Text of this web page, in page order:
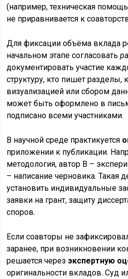
(например, техническая
не приравнивается к
Для фиксации объёма вклада
начальном этапе согласовать
документировать участие
структуру, кто пишет разделы,
визуализацией или сбором
может быть оформлено в
подписано всеми участниками.
В научной среде практикуется
приложении к публикации.
методология, автор B –
– написание черновика. Такая
установить индивидуальные
заявки на грант, защиту
споров.
Если соавторы не
заранее, при возникновении
решается через экспертную
оригинальности вкладов. Суд